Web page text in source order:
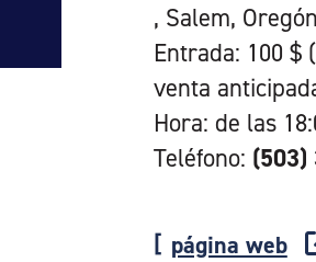
, Salem,
Entrada: 100 $
venta
Hora: de las
Teléfono: (503)
página web